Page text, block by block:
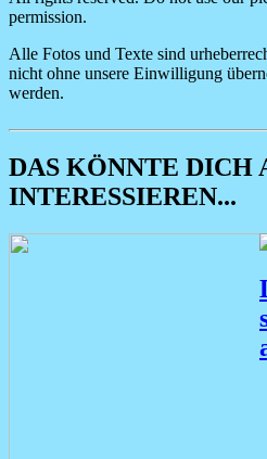
permission.
Alle Fotos und Texte sind
nicht ohne unsere Einwilligung
werden.
DAS KÖNNTE DICH
INTERESSIEREN...